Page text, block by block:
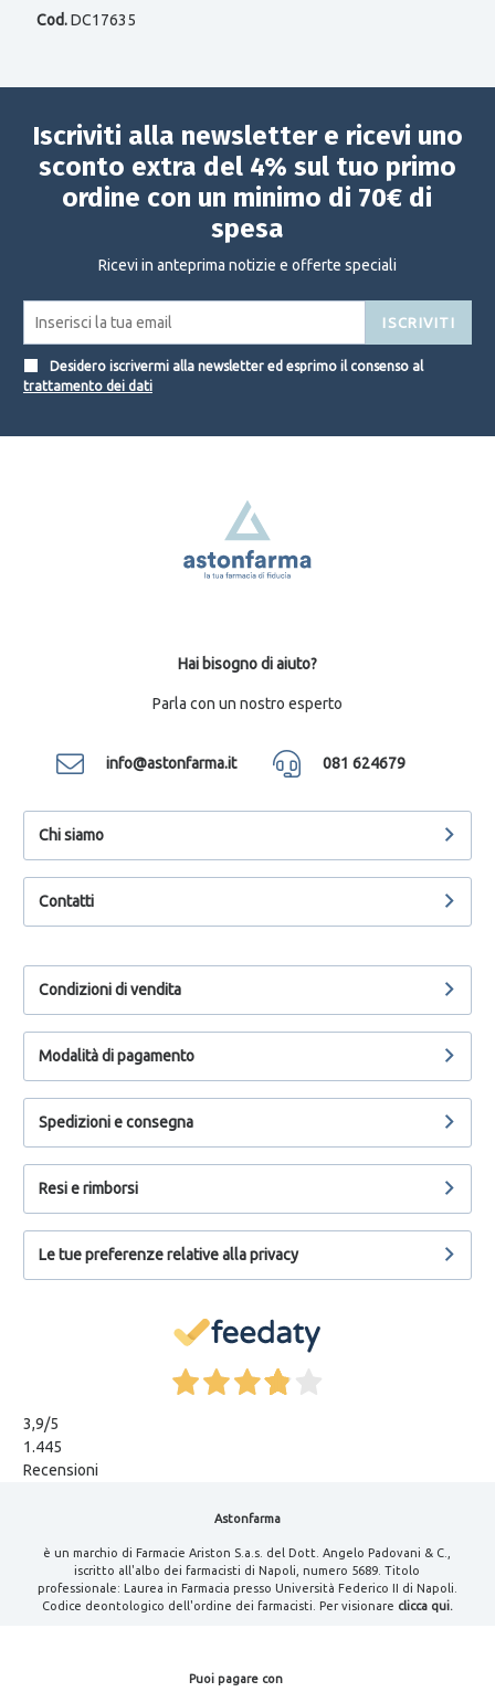
Cod.DC17635
Iscriviti alla newsletter e ricevi uno
sconto extra del 4% sul tuo primo
ordine con un minimo di 70€ di
spesa
Ricevi in anteprima notizie e offerte speciali
ISCRIVITI
Desidero iscrivermi alla newsletter ed esprimo il consenso al
trattamento dei dati
Hai bisogno di aiuto?
Parla con un nostro esperto
info@astonfarma.it 081 624679
Chi siamo
Contatti
Condizioni di vendita
Modalità di pagamento
Spedizioni e consegna
Resi e rimborsi
Le tue preferenze relative alla privacy
3,9/5
1.445
Recensioni
Astonfarma
è un marchio di Farmacie Ariston S.a.s. del Dott. Angelo Padovani & C.,
iscritto all'albo dei farmacisti di Napoli, numero 5689. Titolo
professionale: Laurea in Farmacia presso Università Federico II di Napoli.
Codice deontologico dell'ordine dei farmacisti. Per visionare clicca qui.
Puoi pagare con